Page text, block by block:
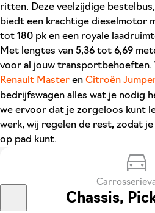
ritten. Deze veelzijdige
biedt een krachtige dieselmotor
tot 180 pk en een royale
Met lengtes van 5,36 tot 6,69
voor al jouw transportbehoeften.
Renault Master en Citroën
bedrijfswagen alles wat je nodig
we ervoor dat je zorgeloos kunt
werk, wij regelen de rest, zodat
op pad kunt.
Chassis,